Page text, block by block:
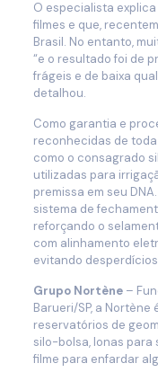
O especialista
filmes e que,
Brasil. No entanto,
“e o resultado foi de
frágeis e de baixa
detalhou.
Como garantia e
reconhecidas de
como o consagrado
utilizadas para
premissa em seu
sistema de
reforçando o
com alinhamento
evitando
Grupo Nortène–
Barueri/SP, a
reservatórios de
silo-bolsa, lonas para
filme para enfardar